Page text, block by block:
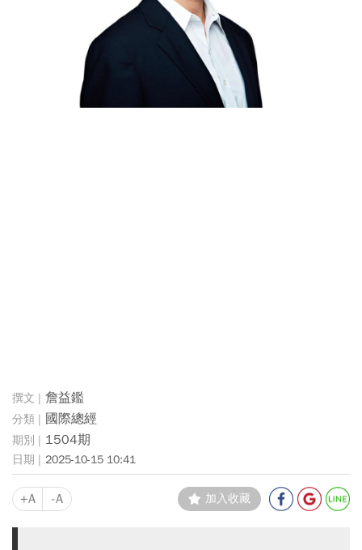
詹益鑑
國際總經
1504期
2025-10-15 10:41
+A -A 加入收藏